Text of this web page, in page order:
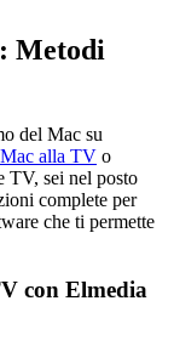
Metodi
del Mac su
Mac alla TV o
TV, sei nel posto
complete per
che ti permette
con Elmedia